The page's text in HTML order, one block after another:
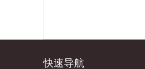
快速导航